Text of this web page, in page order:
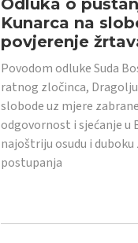
Kunarca na
povjerenje
Povodom odluke Suda
ratnog zločinca,
slobode uz mjere
odgovornost i sjećanje u
najoštriju osudu i
postupanja